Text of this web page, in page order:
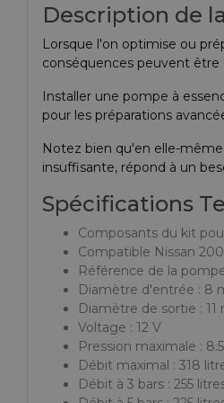
Description de
Lorsque l'on optimise ou
conséquences peuvent être
Installer une pompe à
pour les préparations
Notez bien qu'en elle-
insuffisante, répond à un
Spécifications
Composants du kit
Compatible Nissan
Référence de la
Diamètre d'entrée : 8
Diamètre de sortie : 11
Voltage : 12 V
Pression maximale :
Débit maximal : 318
Débit à 3 bars : 255